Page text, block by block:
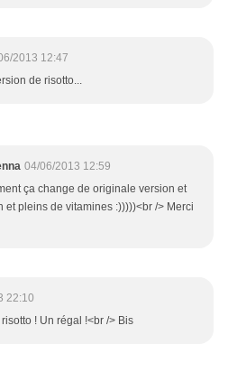
2013 12:47
de risotto...
04/06/2013 12:59
ça change de originale version et
et pleins de vitamines :)))))<br /> Merci
22:10
! Un régal !<br /> Bis